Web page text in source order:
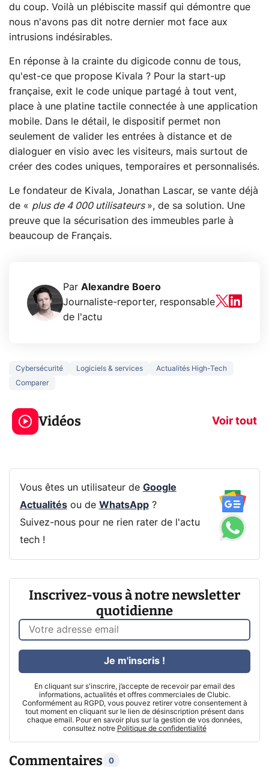
du coup. Voilà un plébiscite massif qui démontre que
nous n'avons pas dit notre dernier mot face aux
intrusions indésirables.
En réponse à la crainte du digicode connu de tous,
qu'est-ce que propose Kivala ? Pour la start-up
française, exit le code unique partagé à tout vent,
place à une platine tactile connectée à une application
mobile. Dans le détail, le dispositif permet non
seulement de valider les entrées à distance et de
dialoguer en visio avec les visiteurs, mais surtout de
créer des codes uniques, temporaires et personnalisés.
Le fondateur de Kivala, Jonathan Lascar, se vante déjà
de « plus de 4 000 utilisateurs », de sa solution. Une
preuve que la sécurisation des immeubles parle à
beaucoup de Français.
Par Alexandre Boero
Journaliste-reporter, responsable
de l'actu
Cybersécurité Logiciels & services
Actualités High-Tech
Comparer
Vidéos Voir tout
5 générations de
jeux dans la
prochaine Xbox !
navigation
Vous êtes un utilisateur de Google
Actualitésou de WhatsApp?
Suivez-nous pour ne rien rater de l'actu
tech !
Inscrivez-vous à notre newsletter
quotidienne
En cliquant sur s'inscrire, j’accepte de recevoir par email des
informations, actualités et offres commerciales de Clubic.
Conformément au RGPD, vous pouvez retirer votre consentement à
tout moment en cliquant sur le lien de désinscription présent dans
chaque email. Pour en savoir plus sur la gestion de vos données,
consultez notre Politique de confidentialité
Je m'inscris !
Commentaires 0